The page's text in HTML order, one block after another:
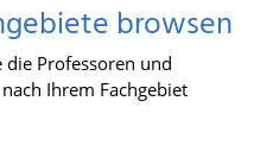
browsen
die Professoren und
Ihrem Fachgebiet